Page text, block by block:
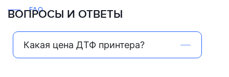
FAQ
ВОПРОСЫ И ОТВЕТЫ
Какая цена ДТФ принтера?